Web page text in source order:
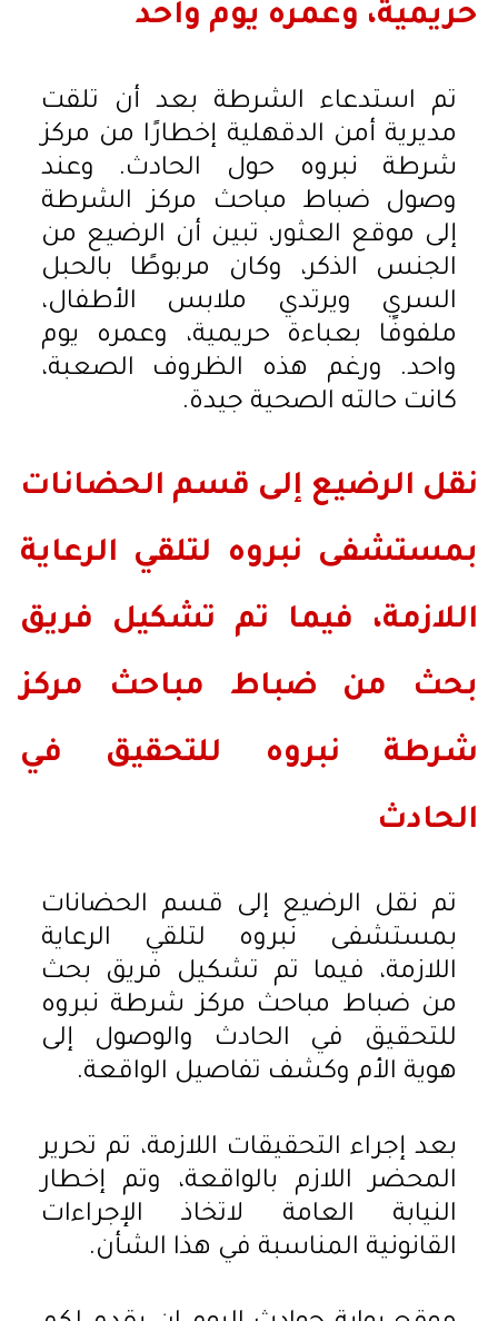
حريمية، وعمره يوم واحد
تم استدعاء الشرطة بعد أن تلقت
مديرية أمن الدقهلية إخطارًا من مركز
شرطة نبروه حول الحادث. وعند
وصول ضباط مباحث مركز الشرطة
إلى موقع العثور، تبين أن الرضيع من
الجنس الذكر، وكان مربوطًا بالحبل
السري ويرتدي ملابس الأطفال،
ملفوفًا بعباءة حريمية، وعمره يوم
واحد. ورغم هذه الظروف الصعبة،
كانت حالته الصحية جيدة.
نقل الرضيع إلى قسم الحضانات
بمستشفى نبروه لتلقي الرعاية
اللازمة، فيما تم تشكيل فريق
بحث من ضباط مباحث مركز
شرطة نبروه للتحقيق في
الحادث
تم نقل الرضيع إلى قسم الحضانات
بمستشفى نبروه لتلقي الرعاية
اللازمة، فيما تم تشكيل فريق بحث
من ضباط مباحث مركز شرطة نبروه
للتحقيق في الحادث والوصول إلى
هوية الأم وكشف تفاصيل الواقعة.
بعد إجراء التحقيقات اللازمة، تم تحرير
المحضر اللازم بالواقعة، وتم إخطار
النيابة العامة لاتخاذ الإجراءات
القانونية المناسبة في هذا الشأن.